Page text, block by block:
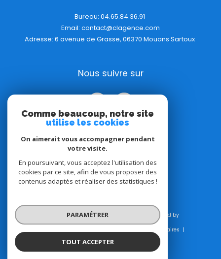
Bureau: 04.65.84.36.91
Email: contact@clagence.com
Adresse: 6 avenue de Grasse, 06370 Mouans Sartoux
Nous suivre sur
© 2026 | Tous droits réservés | Traduction powered by
Google |
Honoraires
Cookies
Comme beaucoup, notre site
utilise les cookies
On aimerait vous accompagner pendant
votre visite.
En poursuivant, vous acceptez l'utilisation des
cookies par ce site, afin de vous proposer des
contenus adaptés et réaliser des statistiques !
PARAMÉTRER
TOUT ACCEPTER